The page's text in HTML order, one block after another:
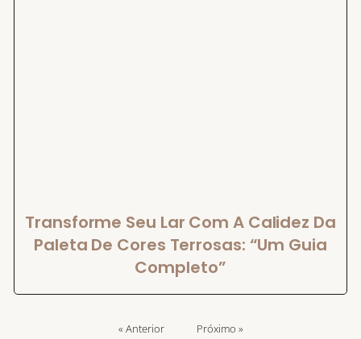
Transforme Seu Lar Com A Calidez Da
Paleta De Cores Terrosas: “Um Guia
Completo”
« Anterior Próximo »